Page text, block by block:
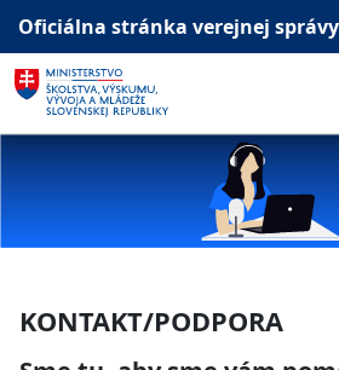
Oficiálna stránka verejnej správy
KONTAKT/PODPORA